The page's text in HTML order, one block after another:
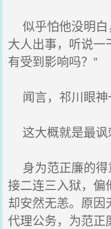
似乎怕他没明白
大人出事，听说
有受到影响吗？”
闻言，祁川眼神
这大概就是最讽
身为范正廉的得
接二连三入狱，偏
却安然无恙。原
代理公务，为范正